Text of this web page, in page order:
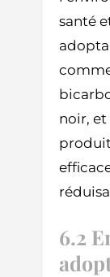
santé
noir,
6.2